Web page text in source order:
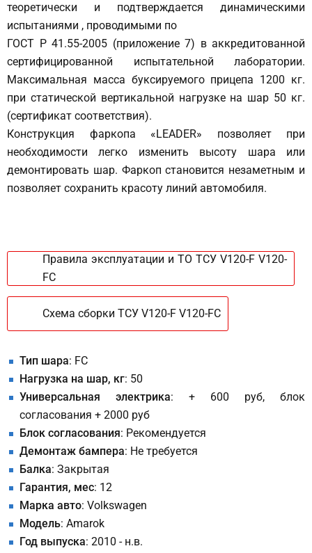
теоретически и подтверждается динамическими
испытаниями , проводимыми по
ГОСТ Р 41.55-2005 (приложение 7) в аккредитованной
сертифицированной испытательной лаборатории.
Максимальная масса буксируемого прицепа 1200 кг.
при статической вертикальной нагрузке на шар 50 кг.
(сертификат соответствия).
Конструкция фаркопа «LEADER» позволяет при
необходимости легко изменить высоту шара или
демонтировать шар. Фаркоп становится незаметным и
позволяет сохранить красоту линий автомобиля.
Правила эксплуатации и ТО ТСУ V120-F V120-
FC
Схема сборки ТСУ V120-F V120-FC
Тип шара: FC
Нагрузка на шар, кг: 50
Универсальная электрика: + 600 руб, блок
согласования + 2000 руб
Блок согласования: Рекомендуется
Демонтаж бампера: Не требуется
Балка: Закрытая
Гарантия, мес: 12
Марка авто: Volkswagen
Модель: Amarok
Год выпуска: 2010 - н.в.